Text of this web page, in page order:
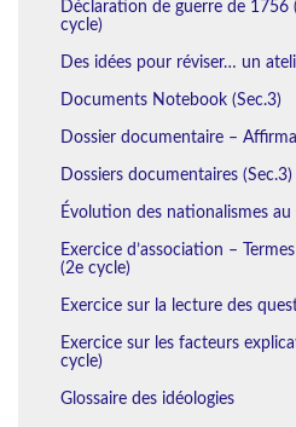
Déclaration de guerre de 1756
cycle)
Des idées pour réviser… un
Documents Notebook (Sec.3)
Dossier documentaire –
Dossiers documentaires (Sec.3)
Évolution des nationalismes au
Exercice d’association –
(2e cycle)
Exercice sur la lecture des
Exercice sur les facteurs
cycle)
Glossaire des idéologies